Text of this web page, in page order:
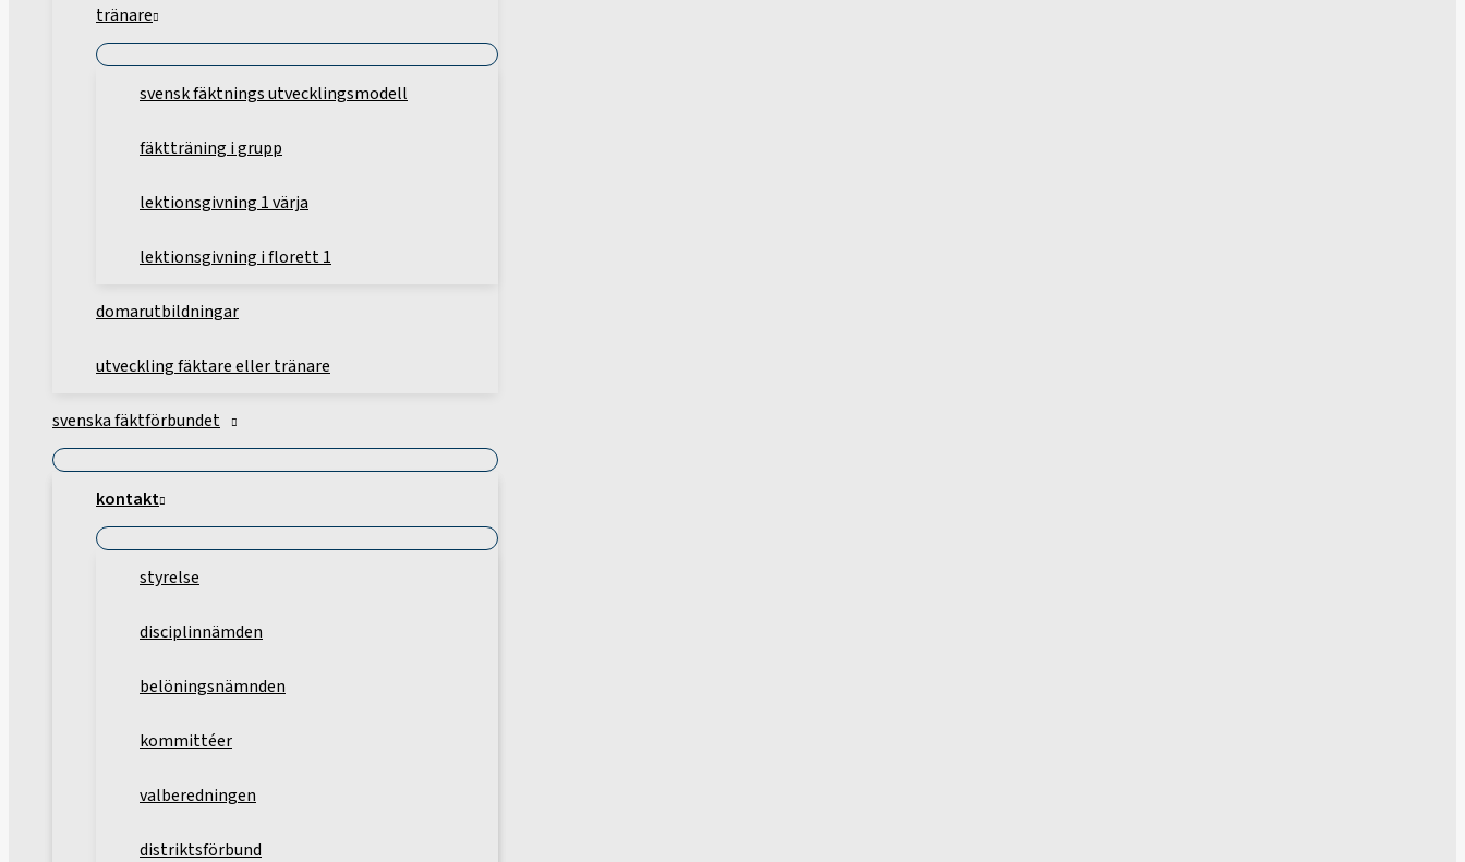
tränare
svensk fäktnings utvecklingsmodell
fäktträning i grupp
lektionsgivning 1 värja
lektionsgivning i florett 1
domarutbildningar
utveckling fäktare eller tränare
svenska fäktförbundet
kontakt
styrelse
disciplinnämden
belöningsnämnden
kommittéer
valberedningen
distriktsförbund